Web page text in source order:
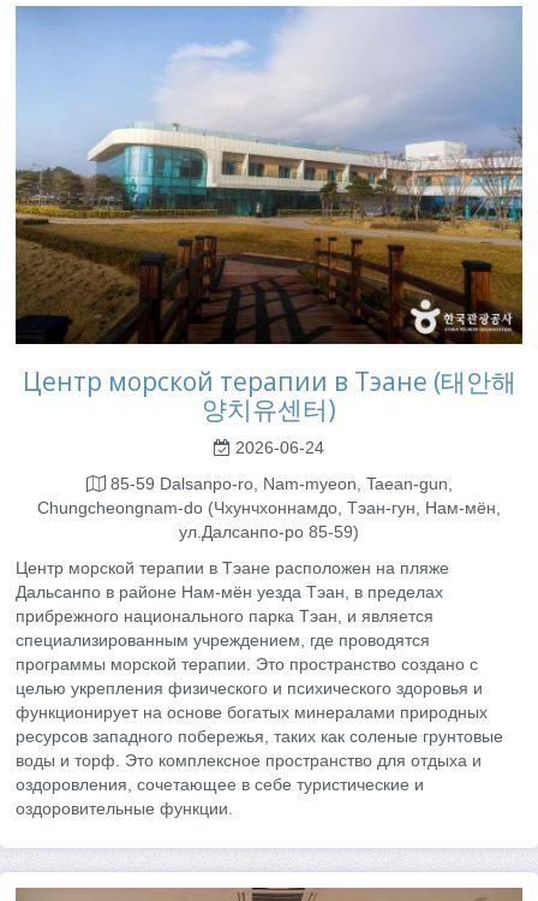
Центр морской терапии в Тэане (태안해
양치유센터)
2026-06-24
85-59 Dalsanpo-ro, Nam-myeon, Taean-gun,
Chungcheongnam-do (Чхунчхоннамдо, Тэан-гун, Нам-мён,
ул.Далсанпо-ро 85-59)
Центр морской терапии в Тэане расположен на пляже
Дальсанпо в районе Нам-мён уезда Тэан, в пределах
прибрежного национального парка Тэан, и является
специализированным учреждением, где проводятся
программы морской терапии. Это пространство создано с
целью укрепления физического и психического здоровья и
функционирует на основе богатых минералами природных
ресурсов западного побережья, таких как соленые грунтовые
воды и торф. Это комплексное пространство для отдыха и
оздоровления, сочетающее в себе туристические и
оздоровительные функции.